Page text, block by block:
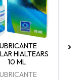
HIALTEARS
10 ML